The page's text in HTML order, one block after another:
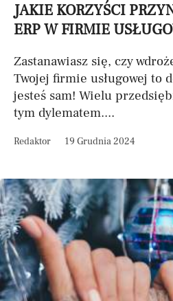
JAKIE KORZYŚCI
ERP W FIRMIE
Zastanawiasz się, czy
Twojej firmie usługowej to
jesteś sam! Wielu
tym dylematem....
Redaktor 19 Grudnia 2024